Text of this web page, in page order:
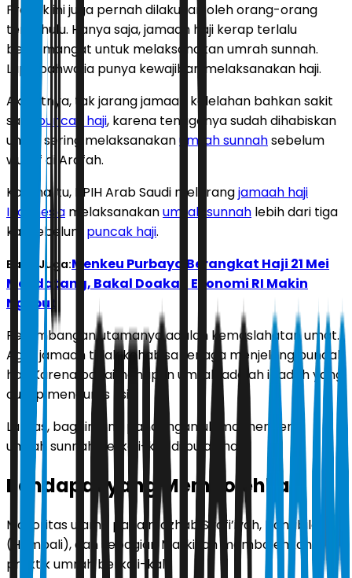
Praktik ini juga pernah dilakukan oleh orang-orang
terdahulu. Hanya saja, jamaah haji kerap terlalu
bersemangat untuk melaksanakan umrah sunnah.
Lupa bahwa ia punya kewajiban melaksanakan haji.
Akibatnya, tak jarang jamaah kelelahan bahkan sakit
saat
puncak haji, karena tenaganya sudah dihabiskan
untuk sering melaksanakanumrah sunnahsebelum
wukuf di Arafah.
Karena itu, PPIH Arab Saudi melarangjamaah haji
Indonesia melaksanakanumrah sunnah lebih dari tiga
kali sebelum puncak haji.
Baca Juga:Menkeu Purbaya Berangkat Haji 21 Mei
Mendatang, Bakal Doakan Ekonomi RI Makin
Ngebut
Pertimbangan utamanya adalah kemaslahatan umat.
Agar jamaah tidak kehabisa tenaga menjelang puncak
haji. Karena bagaimanapun umrah adalah ibadah yang
cukup menguras fisik.
Lantas, bagaimana pandangan ulama mengenai
umrah sunnah berkali-kali di bulan haji?
Pendapat yang Membolehkan
Mayoritas ulama pada mazhab Syafi’iyah, Hanabilah
(Hambali), dan sebagian Malikiyah membolehkan
praktik umrah berkali-kali.